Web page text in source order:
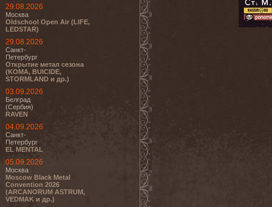
29.08.2026
Москва
Oldschool Open Air (LIFE,
LEDSTAR)
29.08.2026
Санкт-
Петербург
Открытие метал сезона
(KOMA, BUICIDE,
STORMLAND и др.)
03.09.2026
Белград
(Сербия)
RAVEN
04.09.2026
Санкт-
Петербург
EL MENTAL
05.09.2026
Москва
Moscow Black Metal
Convention 2026
(ARCANORUM ASTRUM,
VEDMAK и др.)